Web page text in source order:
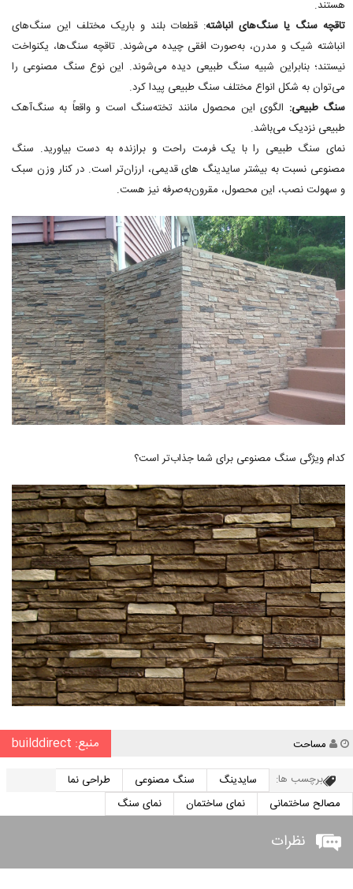
هستند.
تاقچه سنگ یا سنگ‌های انباشته: قطعات بلند و باریک مختلف این سنگ‌های
انباشته شیک و مدرن، به‌صورت افقی چیده می‌شوند. تاقچه سنگ‌ها، یکنواخت
نیستند؛ بنابراین شبیه سنگ طبیعی دیده می‌شوند. این نوع سنگ مصنوعی را
می‌توان به شکل انواع مختلف سنگ طبیعی پیدا کرد.
سنگ طبیعی: الگوی این محصول مانند تخته‌سنگ است و واقعاً به سنگ‌آهک
طبیعی نزدیک می‌باشد.
نمای سنگ طبیعی را با یک فرمت راحت و برازنده به دست بیاورید. سنگ
مصنوعی نسبت به بیشتر سایدینگ های قدیمی، ارزان‌تر است. در کنار وزن سبک
و سهولت نصب، این محصول، مقرون‌به‌صرفه نیز هست.
کدام ویژگی سنگ مصنوعی برای شما جذاب‌تر است؟
نویسنده
مساحت منبع: builddirect
برچسب ها: سایدینگ سنگ مصنوعی
طراحی نما
مصالح ساختمانی
نمای ساختمان نمای سنگ
نظرات